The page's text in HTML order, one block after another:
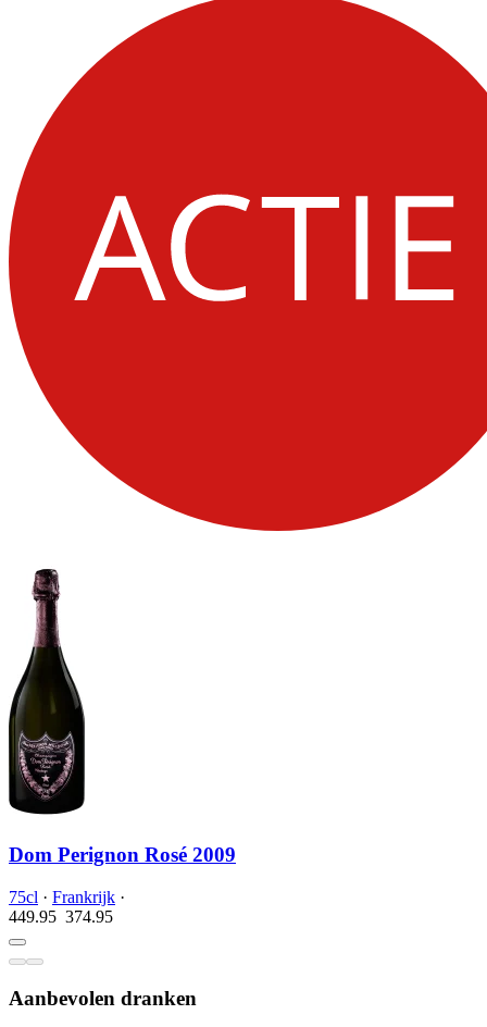
Dom Perignon Rosé 2009
75cl · Frankrijk ·
449.95 374.95
Aanbevolen dranken